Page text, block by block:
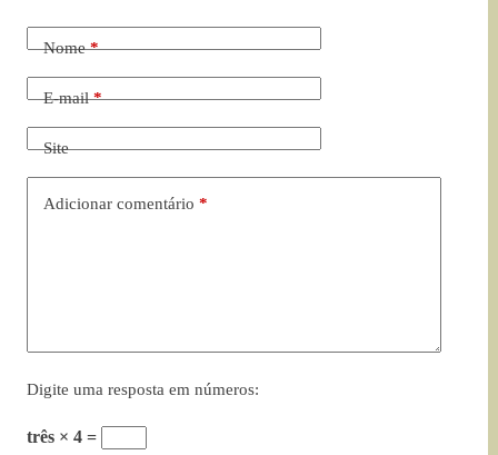
Nome*
E-mail*
Site
Adicionar comentário *
Digite uma resposta em números:
três × 4 =